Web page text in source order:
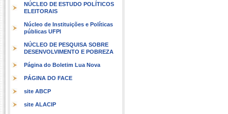
NÚCLEO DE ESTUDO POLÍTICOS
ELEITORAIS
Núcleo de Instituições e Políticas
públicas UFPI
NÚCLEO DE PESQUISA SOBRE
DESENVOLVIMENTO E POBREZA
Página do Boletim Lua Nova
PÁGINA DO FACE
site ABCP
site ALACIP